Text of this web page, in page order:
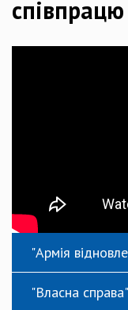
"Армія
"Власна справа"